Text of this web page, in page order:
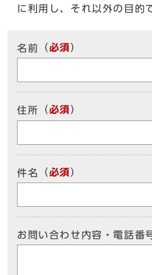
に利用し、それ以外の目的
名前 （必須）
住所 （必須）
件名 （必須）
お問い合わせ内容・電話番